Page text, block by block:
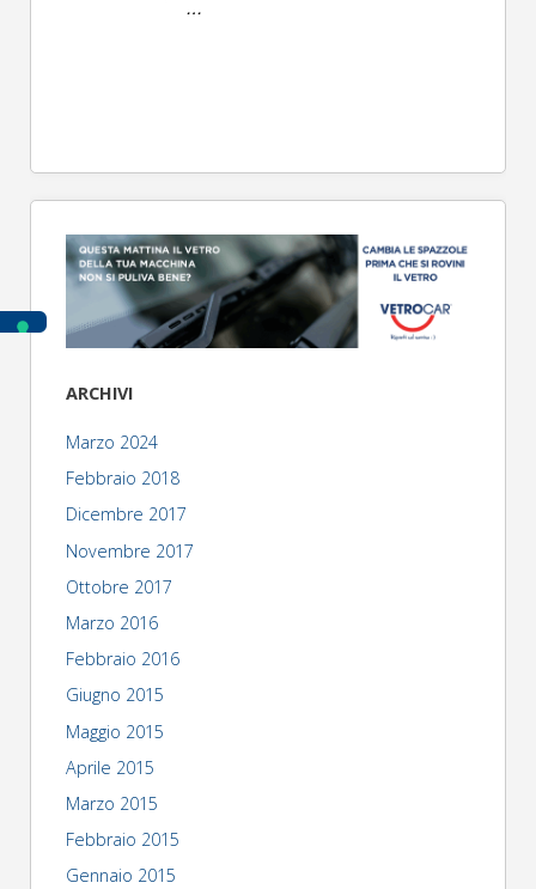
ARCHIVI
Marzo 2024
Febbraio 2018
Dicembre 2017
Novembre 2017
Ottobre 2017
Marzo 2016
Febbraio 2016
Giugno 2015
Maggio 2015
Aprile 2015
Marzo 2015
Febbraio 2015
Gennaio 2015